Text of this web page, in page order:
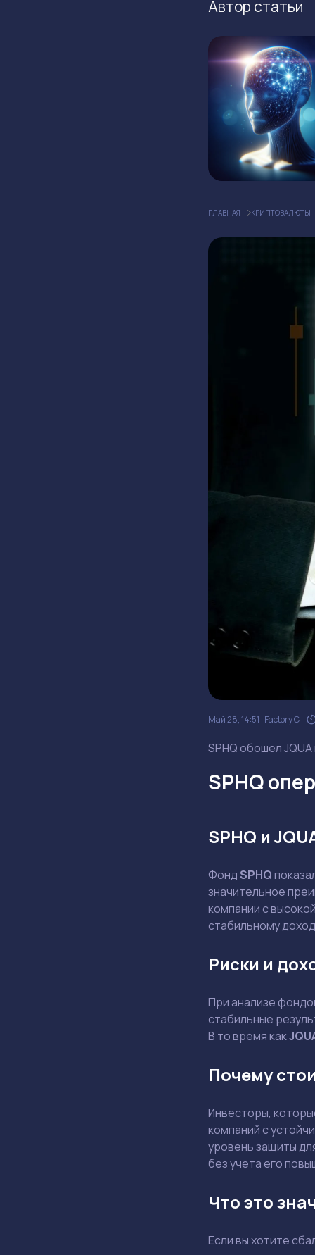
Автор статьи
ГЛАВНАЯ КРИПТОВАЛЮТЫ
Май 28, 14:51 Factory C.
SPHQ обошел
SPHQ
SPHQ и
ФондSPHQ
значительное
компании с
стабильному
Риски и
При анализе
стабильные
В то время как
Почему
Инвесторы,
компаний с
уровень защиты
без учета его
Что это
Если вы хотите